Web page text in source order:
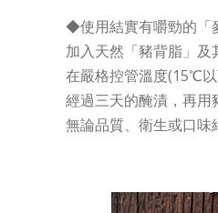
◆使用結實有嚼勁的
加入天然 「豬背脂 」
在嚴格控管溫度(15℃
經過三天的醃漬，再用
無論品質、衛生或口味